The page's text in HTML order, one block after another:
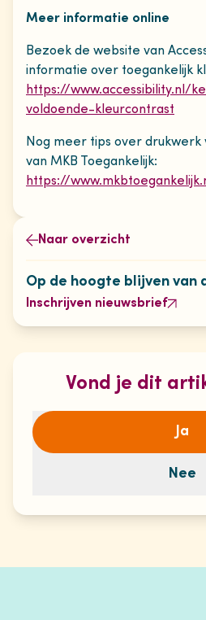
Meer informatie online
Bezoek de website van
informatie over toegankelijk
https://www.accessibility.nl/
voldoende-kleurcontrast
Nog meer tips over drukwerk
van MKB Toegankelijk:
https://
Naar overzicht
Op de hoogte blijven van
Inschrijven nieuwsbrief
Vond je dit
Ja
Nee